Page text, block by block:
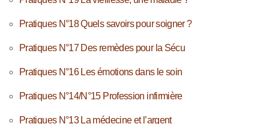
Pratiques N°18 Quels savoirs pour soigner ?
Pratiques N°17 Des remèdes pour la Sécu
Pratiques N°16 Les émotions dans le soin
Pratiques N°14/N°15 Profession infirmière
Pratiques N°13 La médecine et l’argent